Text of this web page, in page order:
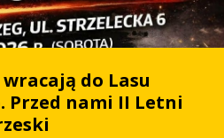
do Lasu
Przed nami II Letni